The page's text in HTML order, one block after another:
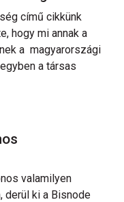
című cikkünk
hogy mi annak a
a magyarországi
a társas
valamilyen
derül ki a Bisnode